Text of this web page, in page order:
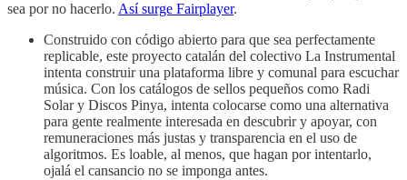
sea por no hacerlo. Así surge Fairplayer.
Construido con código abierto para que sea perfectamente
replicable, este proyecto catalán del colectivo La Instrumental
intenta construir una plataforma libre y comunal para escuchar
música. Con los catálogos de sellos pequeños como Radi
Solar y Discos Pinya, intenta colocarse como una alternativa
para gente realmente interesada en descubrir y apoyar, con
remuneraciones más justas y transparencia en el uso de
algoritmos. Es loable, al menos, que hagan por intentarlo,
ojalá el cansancio no se imponga antes.